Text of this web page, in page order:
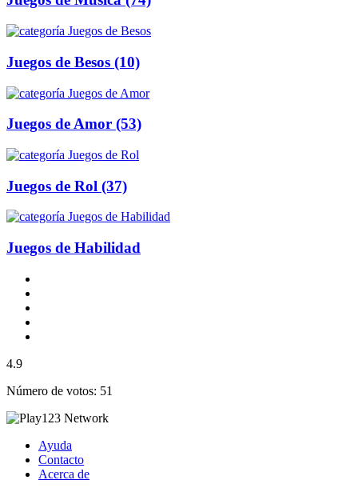
Juegos de Besos (10)
Juegos de Amor (53)
Juegos de Rol (37)
Juegos de Habilidad
4.9
Número de votos: 51
Ayuda
Contacto
Acerca de